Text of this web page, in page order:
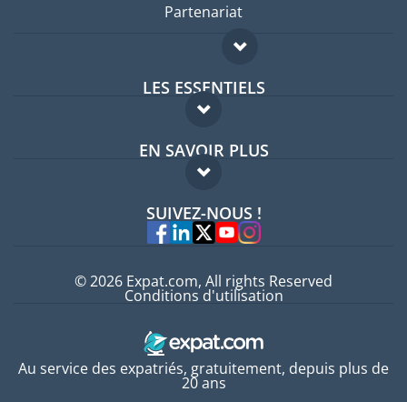
Partenariat
LES ESSENTIELS
Forum expatriés
Guides pays
EN SAVOIR PLUS
FAQ
Experts
SUIVEZ-NOUS !
Au service des expatriés, gratuitement, depuis plus de
20 ans
© 2026 Expat.com, All rights Reserved
Conditions d'utilisation